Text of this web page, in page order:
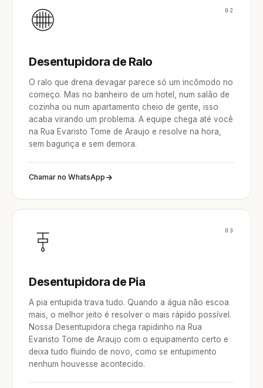
02
Desentupidora de Ralo
O ralo que drena devagar parece só um incômodo no
começo. Mas no banheiro de um hotel, num salão de
cozinha ou num apartamento cheio de gente, isso
acaba virando um problema. A equipe chega até você
na Rua Evaristo Tome de Araujo e resolve na hora,
sem bagunça e sem demora.
Chamar no WhatsApp
03
Desentupidora de Pia
A pia entupida trava tudo. Quando a água não escoa
mais, o melhor jeito é resolver o mais rápido possível.
Nossa Desentupidora chega rapidinho na Rua
Evaristo Tome de Araujo com o equipamento certo e
deixa tudo fluindo de novo, como se entupimento
nenhum houvesse acontecido.